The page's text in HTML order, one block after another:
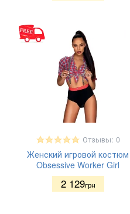
Отзывы: 0
Женский игровой костюм
Obsessive Worker Girl
2 129грн